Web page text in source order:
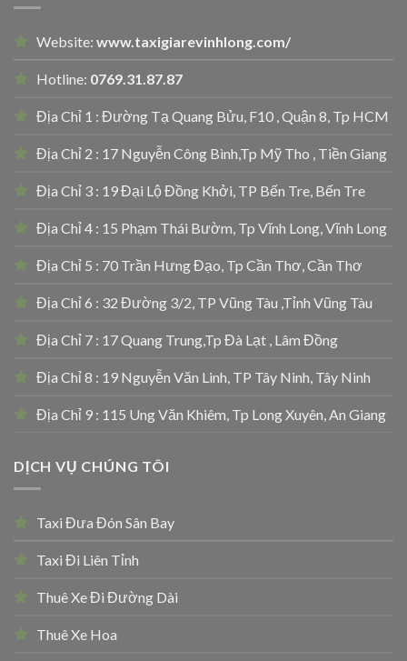
Website: www.taxigiarevinhlong.com/
Hotline: 0769.31.87.87
Địa Chỉ 1 : Đường Tạ Quang Bửu, F10 , Quận 8, Tp HCM
Địa Chỉ 2 : 17 Nguyễn Công Bình,Tp Mỹ Tho , Tiền Giang
Địa Chỉ 3 : 19 Đại Lộ Đồng Khởi, TP Bến Tre, Bến Tre
Địa Chỉ 4 : 15 Phạm Thái Bườm, Tp Vĩnh Long, Vĩnh Long
Địa Chỉ 5 : 70 Trần Hưng Đạo, Tp Cần Thơ, Cần Thơ
Địa Chỉ 6 : 32 Đường 3/2, TP Vũng Tàu ,Tỉnh Vũng Tàu
Địa Chỉ 7 : 17 Quang Trung,Tp Đà Lạt , Lâm Đồng
Địa Chỉ 8 : 19 Nguyễn Văn Linh, TP Tây Ninh, Tây Ninh
Địa Chỉ 9 : 115 Ung Văn Khiêm, Tp Long Xuyên, An Giang
DỊCH VỤ CHÚNG TÔI
Taxi Đưa Đón Sân Bay
Taxi Đi Liên Tỉnh
Thuê Xe Đi Đường Dài
Thuê Xe Hoa